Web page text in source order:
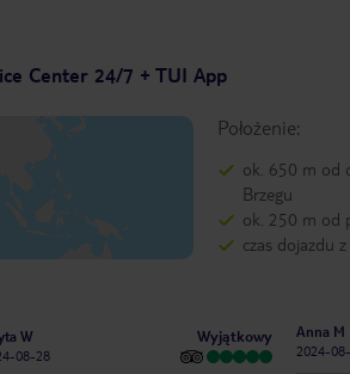
Center 24/7 + TUI App
Położenie:
ok. 650 m od
Brzegu
ok. 250 m od
czas dojazdu
W
08-28
Wyjątkowy
Anna M
2024-